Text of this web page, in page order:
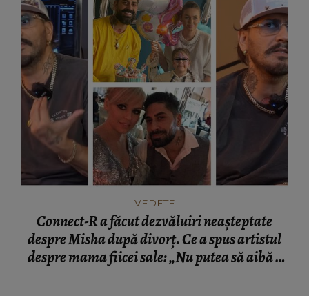
VEDETE
Connect-R a făcut dezvăluiri neașteptate
despre Misha după divorț. Ce a spus artistul
despre mama fiicei sale: „Nu putea să aibă o